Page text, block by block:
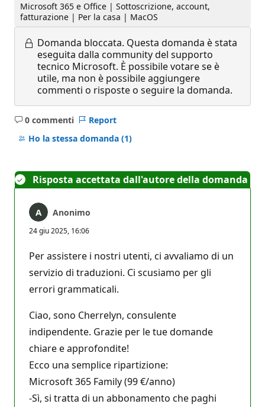
Microsoft 365 e Office | Sottoscrizione, account,
fatturazione | Per la casa | MacOS
Domanda bloccata. Questa domanda è stata
eseguita dalla community del supporto
tecnico Microsoft. È possibile votare se è
utile, ma non è possibile aggiungere
commenti o risposte o seguire la domanda.
0 commenti
Nessun
commento
Report
Ho la stessa domanda (1)
Risposta accettata dall'autore della domanda
Anonimo
24 giu 2025, 16:06
Per assistere i nostri utenti, ci avvaliamo di un
servizio di traduzioni. Ci scusiamo per gli
errori grammaticali.
Ciao, sono Cherrelyn, consulente
indipendente. Grazie per le tue domande
chiare e approfondite!
Ecco una semplice ripartizione:
Microsoft 365 Family (99 €/anno)
-Sì, si tratta di un abbonamento che paghi